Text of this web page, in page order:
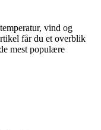
vind og
får du et overblik
mest populære